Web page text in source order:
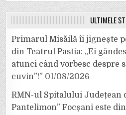
ULTIMELE
Primarul Misăilă îi jignește
din Teatrul Pastia: „Ei
atunci când vorbesc despre
cuvin”!” 01/08/2026
RMN-ul Spitalului Județean
Pantelimon” Focșani este